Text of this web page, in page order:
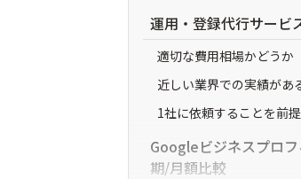
運用・登録代行サービ
適切な費用相場かどうか
近しい業界での実績があ
1社に依頼することを前
Googleビジネスプロ
期/月額比較